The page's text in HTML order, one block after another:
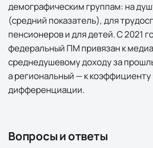
демографическим группам: на
(средний показатель), для
пенсионеров и для детей. С 2021
федеральный ПМ привязан к
среднедушевому доходу за
а региональный — к
дифференциации.
Вопросы и ответы